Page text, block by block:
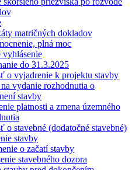
matričných dokladov
plná moc
vyhlásenie
do 31.3.2025
o vyjadrenie k projektu stavby
vydanie rozhodnutia o
stavby
platnosti a zmena územného
o stavebné (dodatočné stavebné)
stavby
o začatí stavby
stavebného dozora